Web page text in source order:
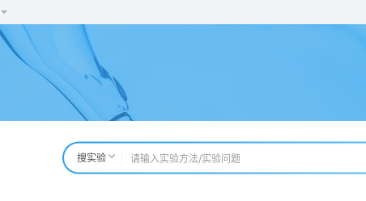
搜实验